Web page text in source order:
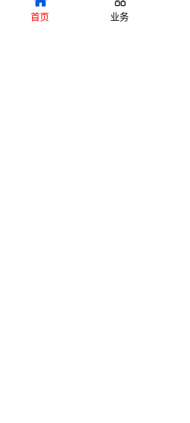
首页 业务